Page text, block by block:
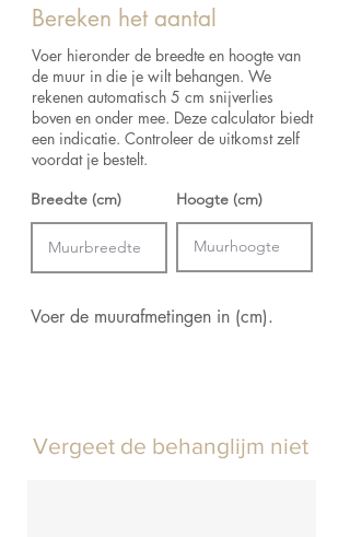
Aanzet: Vrije aanzet 0 cm
Keuze uit verschillende kleuren
Lijm:Arte Clearpro of een dispersielijm van
goede kwaliteit
Hoe verlijmen: Product bevochtigen, muur
inlijmen
de retourvoorwaarden.
Bereken het aantal
Voer hieronder de breedte en hoogte van
de muur in die je wilt behangen. We
rekenen automatisch 5 cm snijverlies
boven en onder mee. Deze calculator biedt
een indicatie. Controleer de uitkomst zelf
voordat je bestelt.
Breedte (cm) Hoogte (cm)
Voer de muurafmetingen in (cm).
Vergeet de behanglijm niet